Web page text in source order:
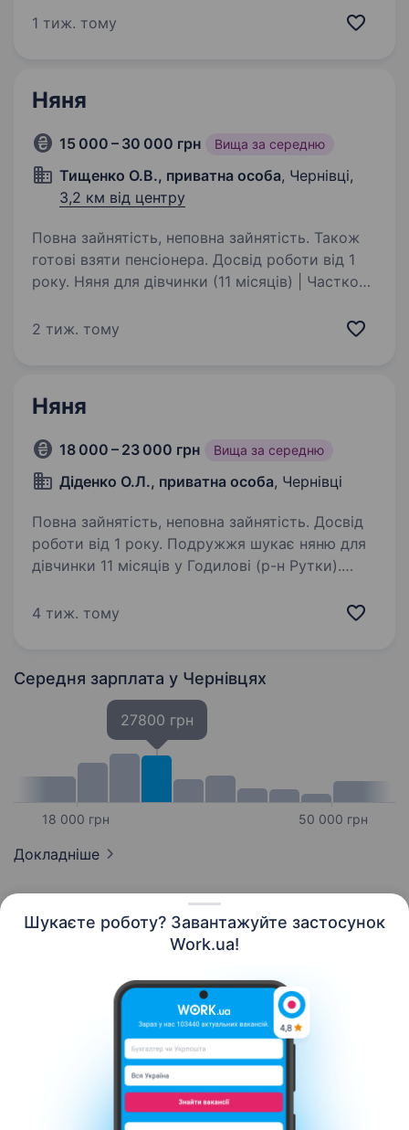
Шукаєте роботу? Завантажуйте застосунок
Work.ua!
Відповідальність та охайність Умови: Гнучкий
1 тиж. тому
Няня
15 000 – 30 000 грн Вища за середню
Тищенко О.В., приватна особа, Чернівці,
3,2 км від центру
Повна зайнятість, неповна зайнятість. Також
готові взяти пенсіонера. Досвід роботи від 1
року. Няня для дівчинки (11 місяців) | Часткова
вакансії Наша сім'я шукає турботливу,
2 тиж. тому
Няня
18 000 – 23 000 грн Вища за середню
Діденко О.Л., приватна особа, Чернівці
Повна зайнятість, неповна зайнятість. Досвід
роботи від 1 року. Подружжя шукає няню для
дівчинки 11 місяців у Годилові (р-н Рутки).
на добу з ПН по ПТ. Бажано з 12:00 по 16:00,
4 тиж. тому
Середня зарплата у Чернівцях
18 000 грн
27800 грн
50 000 грн
Докладніше
Контакти Про нас Кар’єра